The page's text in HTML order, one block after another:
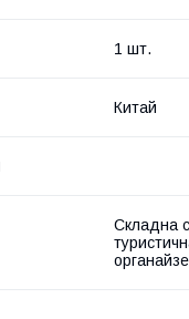
1 шт.
Китай
Складна